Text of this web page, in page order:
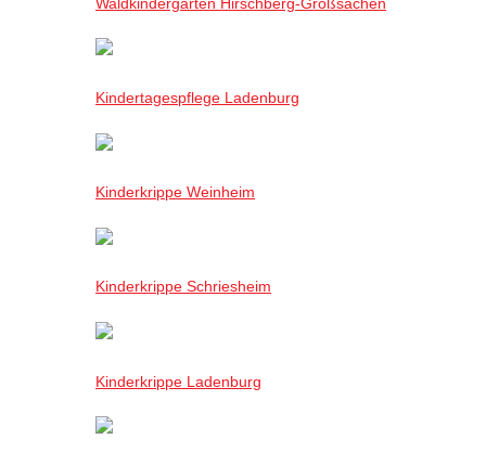
Kindertagespflege Ladenburg
Kinderkrippe Weinheim
Kinderkrippe Schriesheim
Kinderkrippe Ladenburg